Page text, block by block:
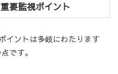
要監視ポイント
イントは多岐にわたります
です。